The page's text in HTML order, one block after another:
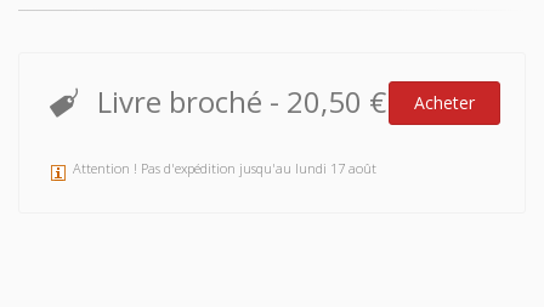
Livre broché - 20,50 € Acheter
Attention ! Pas d'expédition jusqu'au lundi 17 août